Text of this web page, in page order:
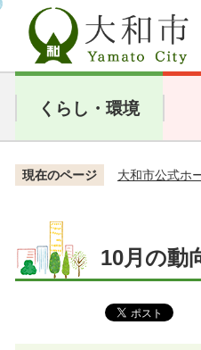
くらし・環境
現在のページ 大和市公式ホ
10月の動